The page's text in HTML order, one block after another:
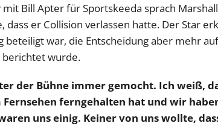
Bill Apter für Sportskeeda sprach
dass er Collision verlassen hatte. Der Star
beteiligt war, die Entscheidung aber mehr
berichtet wurde.
der Bühne immer gemocht. Ich weiß,
Fernsehen ferngehalten hat und wir
uns einig. Keiner von uns wollte,